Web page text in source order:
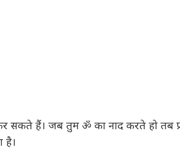
हैं। जब तुम ॐ का नाद करते हो तब
है।